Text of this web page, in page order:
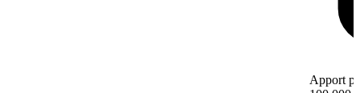
Apport